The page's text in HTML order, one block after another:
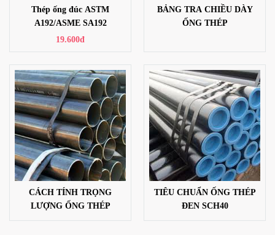
Thép ống đúc ASTM
A192/ASME SA192
19.600đ
BẢNG TRA CHIỀU DÀY
ỐNG THÉP
CÁCH TÍNH TRỌNG
LƯỢNG ỐNG THÉP
TIÊU CHUẨN ỐNG THÉP
ĐEN SCH40